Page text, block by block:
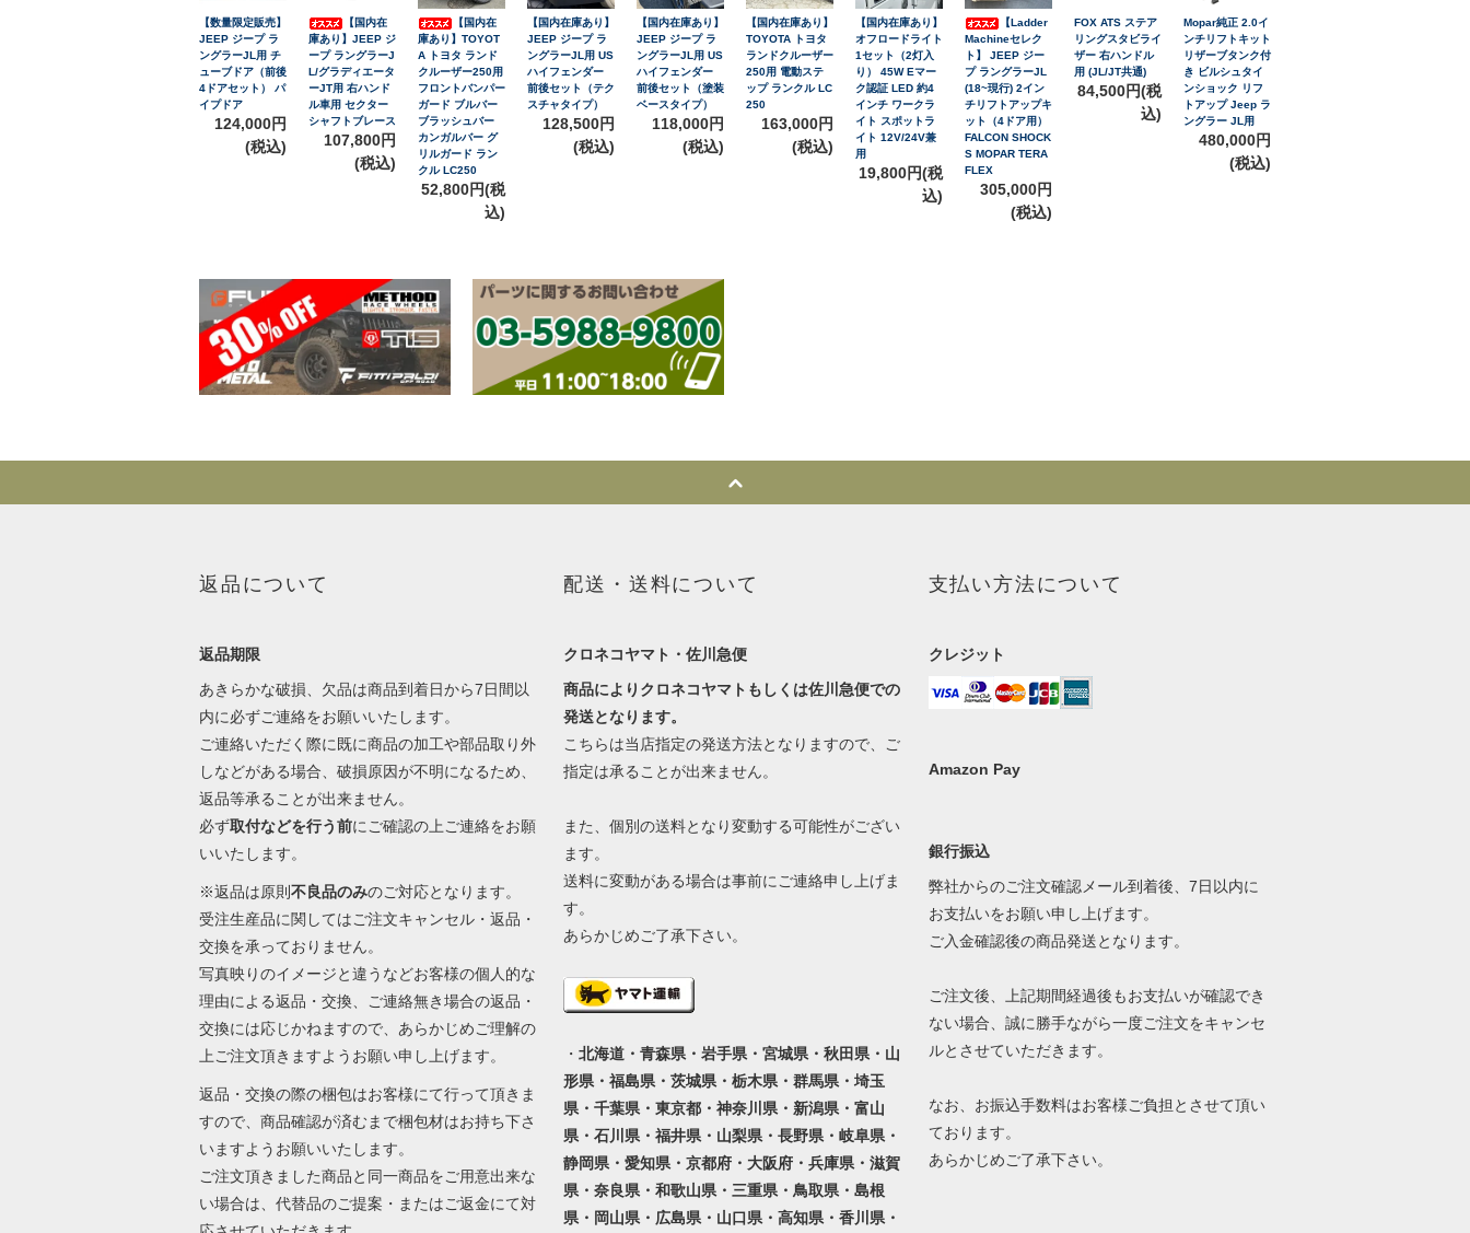
【数量限定販売】
JEEP ジープ ラ
ングラーJL用 チ
ューブドア（前後
4ドアセット） パ
イプドア
124,000円
(税込)
【国内在
庫あり】JEEP ジ
ープ ラングラーJ
L/グラディエータ
ーJT用 右ハンド
ル車用 セクター
シャフトブレース
107,800円
(税込)
【国内在
庫あり】TOYOT
A トヨタ ランド
クルーザー250用
フロントバンパー
ガード ブルバー
ブラッシュバー
カンガルバー グ
リルガード ラン
クル LC250
52,800円(税
込)
【国内在庫あり】
JEEP ジープ ラ
ングラーJL用 US
ハイフェンダー
前後セット（テク
スチャタイプ）
128,500円
(税込)
【国内在庫あり】
JEEP ジープ ラ
ングラーJL用 US
ハイフェンダー
前後セット（塗装
ベースタイプ）
118,000円
(税込)
【国内在庫あり】
TOYOTA トヨタ
ランドクルーザー
250用 電動ステ
ップ ランクル LC
250
163,000円
(税込)
【国内在庫あり】
オフロードライト
1セット（2灯入
り） 45W Eマー
ク認証 LED 約4
インチ ワークラ
イト スポットラ
イト 12V/24V兼
用
19,800円(税
込)
【Ladder
Machineセレク
ト】 JEEP ジー
プ ラングラーJL
(18~現行) 2イン
チリフトアップキ
ット（4ドア用）
FALCON SHOCK
S MOPAR TERA
FLEX
305,000円
(税込)
FOX ATS ステア
リングスタビライ
ザー 右ハンドル
用 (JL/JT共通)
84,500円(税
込)
Mopar純正 2.0イ
ンチリフトキット
リザーブタンク付
き ビルシュタイ
ンショック リフ
トアップ Jeep ラ
ングラー JL用
480,000円
(税込)
返品について
返品期限
あきらかな破損、欠品は商品到着日から7日間以
内に必ずご連絡をお願いいたします。
ご連絡いただく際に既に商品の加工や部品取り外
しなどがある場合、破損原因が不明になるため、
返品等承ることが出来ません。
必ず取付などを行う前にご確認の上ご連絡をお願
いいたします。
※返品は原則 不良品のみのご対応となります。
受注生産品に関してはご注文キャンセル・返品・
交換を承っておりません。
写真映りのイメージと違うなどお客様の個人的な
理由による返品・交換、ご連絡無き場合の返品・
交換には応じかねますので、あらかじめご理解の
上ご注文頂きますようお願い申し上げます。
返品・交換の際の梱包はお客様にて行って頂きま
すので、商品確認が済むまで梱包材はお持ち下さ
いますようお願いいたします。
ご注文頂きました商品と同一商品をご用意出来な
い場合は、代替品のご提案・またはご返金にて対
配送・送料について
クロネコヤマト・佐川急便
商品によりクロネコヤマトもしくは佐川急便での
発送となります。
こちらは当店指定の発送方法となりますので、ご
指定は承ることが出来ません。
また、個別の送料となり変動する可能性がござい
ます。
送料に変動がある場合は事前にご連絡申し上げま
す。
あらかじめご了承下さい。
・北海道・青森県・岩手県・宮城県・秋田県・山
形県・福島県・茨城県・栃木県・群馬県・埼玉
県・千葉県・東京都・神奈川県・新潟県・富山
県・石川県・福井県・山梨県・長野県・岐阜県・
静岡県・愛知県・京都府・大阪府・兵庫県・滋賀
県・奈良県・和歌山県・三重県・鳥取県・島根
県・岡山県・広島県・山口県・高知県・香川県・
支払い方法について
クレジット
Amazon Pay
銀行振込
弊社からのご注文確認メール到着後、7日以内に
お支払いをお願い申し上げます。
ご入金確認後の商品発送となります。
ご注文後、上記期間経過後もお支払いが確認でき
ない場合、誠に勝手ながら一度ご注文をキャンセ
ルとさせていただきます。
なお、お振込手数料はお客様ご負担とさせて頂い
ております。
あらかじめご了承下さい。